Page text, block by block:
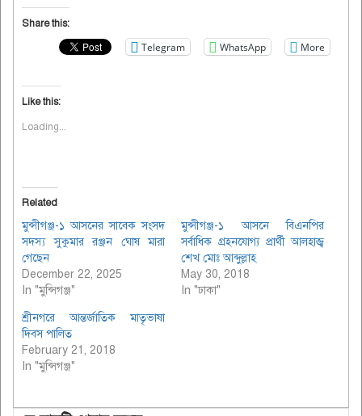
Share this:
Telegram WhatsApp More
Like this:
Loading...
Related
মুন্সীগঞ্জ-১ আসনের সাবেক সংসদ
সদস্য সুকুমার রঞ্জন ঘোষ মারা
গেছেন
December 22, 2025
In "মুন্সিগঞ্জ"
মুন্সীগঞ্জ-১ আসনে বিএনপির
সর্বাধিক গ্রহনযোগ্য প্রার্থী আলহাজ্ব
শেখ মোঃ আব্দুল্লাহ
May 30, 2018
In "ঢাকা"
শ্রীনগরে আন্তর্জাতিক মাতৃভাষা
দিবস পালিত
February 21, 2018
In "মুন্সিগঞ্জ"